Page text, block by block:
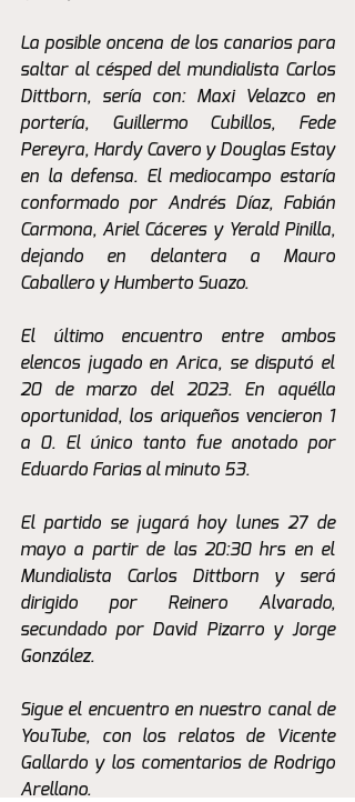
La posible oncena de los canarios para
saltar al césped del mundialista Carlos
Dittborn, sería con: Maxi Velazco en
portería, Guillermo Cubillos, Fede
Pereyra, Hardy Cavero y Douglas Estay
en la defensa. El mediocampo estaría
conformado por Andrés Díaz, Fabián
Carmona, Ariel Cáceres y Yerald Pinilla,
dejando en delantera a Mauro
Caballero y Humberto Suazo.
El último encuentro entre ambos
elencos jugado en Arica, se disputó el
20 de marzo del 2023. En aquélla
oportunidad, los ariqueños vencieron 1
a 0. El único tanto fue anotado por
Eduardo Farias al minuto 53.
El partido se jugará hoy lunes 27 de
mayo a partir de las 20:30 hrs en el
Mundialista Carlos Dittborn y será
dirigido por Reinero Alvarado,
secundado por David Pizarro y Jorge
González.
Sigue el encuentro en nuestro canal de
YouTube, con los relatos de Vicente
Gallardo y los comentarios de Rodrigo
Arellano.